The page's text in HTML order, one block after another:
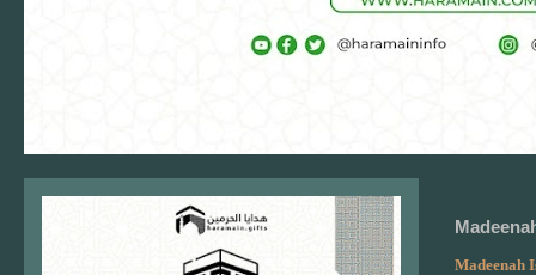
Madeenah